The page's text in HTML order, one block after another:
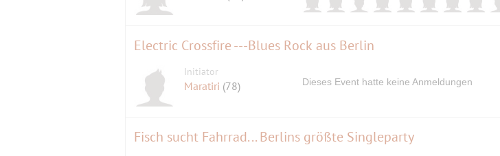
Electric Crossfire ---Blues Rock aus Berlin
Initiator
Maratiri (78) Dieses Event hatte keine Anmeldungen
Fisch sucht Fahrrad... Berlins größte Singleparty